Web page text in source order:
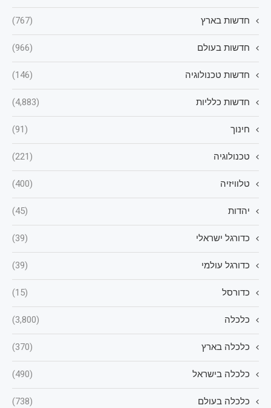
חדשות בארץ (767)
חדשות בעולם (966)
חדשות טכנולוגיה (146)
חדשות כלליות (4,883)
חינוך (91)
טכנולוגיה (221)
טלוויזיה (400)
יהדות (45)
כדורגל ישראלי (39)
כדורגל עולמי (39)
כדורסל (15)
כלכלה (3,800)
כלכלה בארץ (370)
כלכלה בישראל (490)
כלכלה בעולם (738)